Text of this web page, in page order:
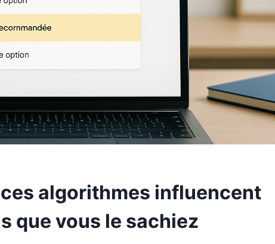
algorithmes influencent
que vous le sachiez